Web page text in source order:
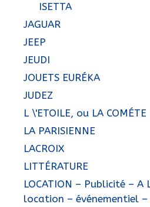
ISETTA
JAGUAR
JEEP
JEUDI
JOUETS EURÉKA
JUDEZ
L \'ETOILE, ou LA COMÉTE
LA PARISIENNE
LACROIX
LITTÉRATURE
LOCATION – Publicité – A
location – événementiel